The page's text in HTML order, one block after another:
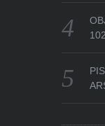
102